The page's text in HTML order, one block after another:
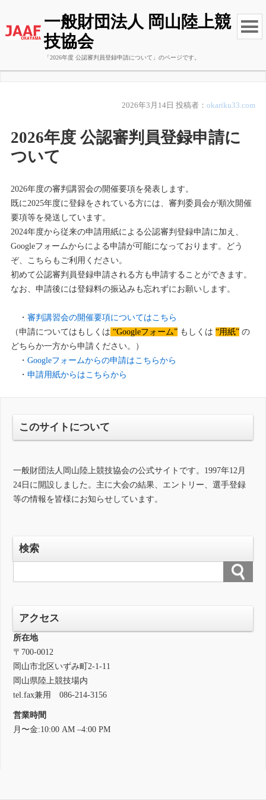
一般財団法人 岡山陸上競
技協会
「2026年度 公認審判員登録申請について」のページです。
2026年3月14日 投稿者：okariku33.com
2026年度 公認審判員登録申請に
ついて
2026年度の審判講習会の開催要項を発表します。
既に2025年度に登録をされている方には、審判委員会が順次開催
要項等を発送しています。
2024年度から従来の申請用紙による公認審判登録申請に加え、
Googleフォームからによる申請が可能になっております。どう
ぞ、こちらもご利用ください。
初めて公認審判員登録申請される方も申請することができます。
なお、申請後には登録料の振込みも忘れずにお願いします。
・ 審判講習会の開催要項についてはこちら
（申請についてはもしくは “Googleフォーム”もしくは “用紙”の
どちらか一方から申請ください。）
・ Googleフォームからの申請はこちらから
・ 申請用紙からはこちらから
このサイトについて
一般財団法人岡山陸上競技協会の公式サイトです。1997年12月
24日に開設しました。主に大会の結果、エントリー、選手登録
等の情報を皆様にお知らせしています。
検索
アクセス
所在地
〒700-0012
岡山市北区いずみ町2-1-11
岡山県陸上競技場内
tel.fax兼用 086-214-3156
営業時間
月〜金:10:00 AM –4:00 PM